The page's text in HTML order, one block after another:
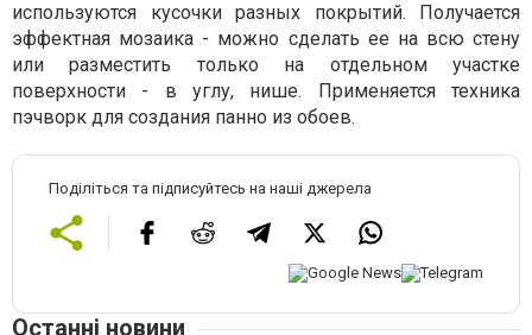
используются кусочки разных покрытий. Получается
эффектная мозаика - можно сделать ее на всю стену
или разместить только на отдельном участке
поверхности - в углу, нише. Применяется техника
пэчворк для создания панно из обоев.
Поділіться та підписуйтесь на наші джерела
Останні новини